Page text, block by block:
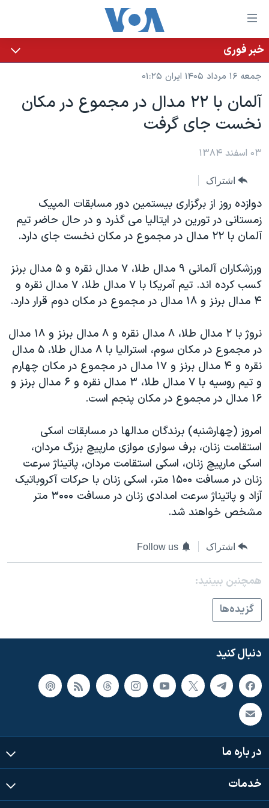
لینکهای
قابل
دسترسی
جهش
محتوای
اصلی
به
اصلی
جهش
به
جستجو
خانه
نسخه سبک وب‌سایت
موضوع ها
ایران
آمریکا
گزیده‌ها
ویژه برنامه‌ها
فرهنگ و زندگی
حقوق شهروندی
علم و فناوری
اسرائیل در جنگ
گالری عکس
برنامه های تلویزیونی
جدول برنامه ها
صفحه‌های ویژه
عملیات خشم حماسی
۲۵۰سالگی آمریکا
مستندها
انتخابات ریاست جمهوری آمریکا ۲۰۲۴
رمز مهسا
ورزش زنان در ایران
اعتراضات زن، زندگی، آزادی
تریبونال مردمی آبان ۹۸
دادگاه حمید نوری
چهل سال گروگان‌گیری
قانون شفافیت دارائی کادر رهبری ایران
اعتراضات مردمی آبان ۹۸
اسرائیل در جنگ
نرگس محمدی برنده جایزه نوبل صلح
همایش محافظه‌کاران آمریکا «سی‌پک»
صفحه‌های ویژه
فرکانس‌های صدای آمریکا
پخش رادیویی
یادگیری زبان انگلیسی
دنبال کنید
زبانهای مختلف
خبر فوری
جمعه ۱۶ مرداد ۱۴۰۵ ایران ۰۱:۲۵
آلمان با ۲۲ مدال در مجموع در مکان
نخست جای گرفت
۰۳ اسفند ۱۳۸۴
اشتراک
دوازده روز از برگزاری بيستمين دور مسابقات المپيک
زمستانی در تورين در ايتاليا می گذرد و در حال حاضر تيم
آلمان با ۲۲ مدال در مجموع در مکان نخست جای دارد.
ورزشکاران آلمانی ۹ مدال طلا، ۷ مدال نقره و ۵ مدال برنز
کسب کرده اند. تيم آمريکا با ۷ مدال طلا، ۷ مدال نقره و
۴ مدال برنز و ۱۸ مدال در مجموع در مکان دوم قرار دارد.
نروژ با ۲ مدال طلا، ۸ مدال نقره و ۸ مدال برنز و ۱۸ مدال
در مجموع در مکان سوم، استراليا با ۸ مدال طلا، ۵ مدال
نقره و ۴ مدال برنز و ۱۷ مدال در مجموع در مکان چهارم
و تيم روسيه با ۷ مدال طلا، ۳ مدال نقره و ۶ مدال برنز و
۱۶ مدال در مجموع در مکان پنجم است.
امروز (چهارشنبه) برندگان مدالها در مسابقات اسکی
استقامت زنان، برف سواری موازی مارپيچ بزرگ مردان،
اسکی مارپيچ زنان، اسکی استقامت مردان، پاتيناژ سرعت
زنان در مسافت ۱۵۰۰ متر، اسکی زنان با حرکات آکروباتيک
آزاد و پاتيناژ سرعت امدادی زنان در مسافت ۳۰۰۰ متر
مشخص خواهند شد.
اشتراک Follow us
همچنبن ببینید:
گزيده‌ها
دنبال کنید
در باره ما
خدمات